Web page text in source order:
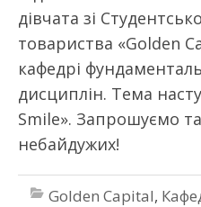
дівчата зі
товариства «Golden
кафедрі
дисциплін. Тема
Smile». Запрошуємо
небайдужих!
Golden Capital,